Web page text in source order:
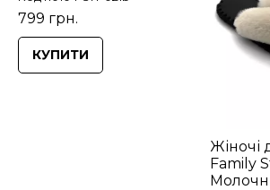
799 грн.
КУПИТИ
Жіночі
Family